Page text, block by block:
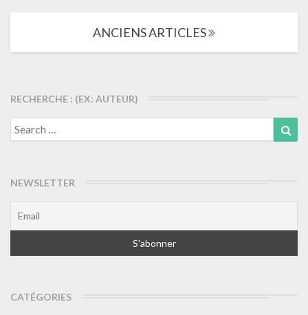
les
ANCIENS ARTICLES
RECHERCHE : (EX: AUTEUR)
Search
for:
NEWSLETTER
CATÉGORIES